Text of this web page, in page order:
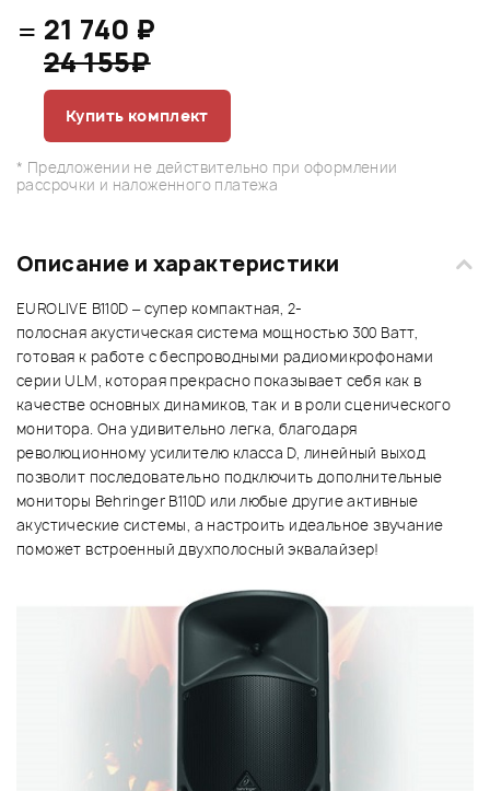
= 21 740 ₽
24 155₽
Купить комплект
* Предложении не действительно при оформлении
рассрочки и наложенного платежа
Описание и характеристики
EUROLIVE B110D – супер компактная, 2-
полосная акустическая система мощностью 300 Ватт,
готовая к работе с беспроводными радиомикрофонами
серии ULM, которая прекрасно показывает себя как в
качестве основных динамиков, так и в роли сценического
монитора. Она удивительно легка, благодаря
революционному усилителю класса D, линейный выход
позволит последовательно подключить дополнительные
мониторы Behringer B110D или любые другие активные
акустические системы, а настроить идеальное звучание
поможет встроенный двухполосный эквалайзер!